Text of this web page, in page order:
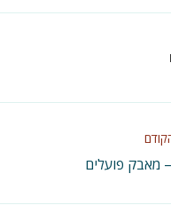
מאבק פועלים